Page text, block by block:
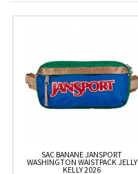
SAC BANANE JANSPORT
WASHINGTON WAISTPACK JELLY
KELLY 2026